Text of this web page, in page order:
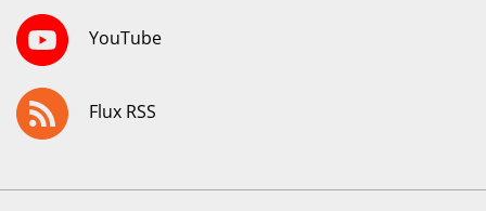
YouTube
Flux RSS